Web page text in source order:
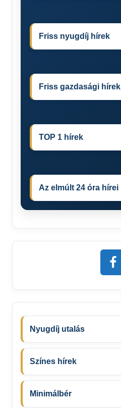
Friss nyugdíj hírek
Friss gazdasági hírek
TOP 1 hírek
Az elmúlt 24 óra hírei
Nyugdíj utalás
Színes hírek
Minimálbér